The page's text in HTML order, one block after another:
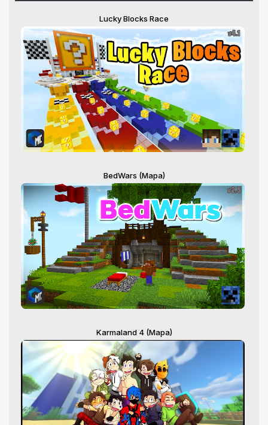
Lucky Blocks Race
BedWars (Mapa)
Karmaland 4 (Mapa)